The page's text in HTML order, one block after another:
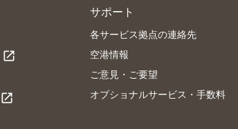
open_in_new
open_in_new
サポート
各サービス拠点の連絡先
空港情報
ご意見・ご要望
オプショナルサービス・手数料